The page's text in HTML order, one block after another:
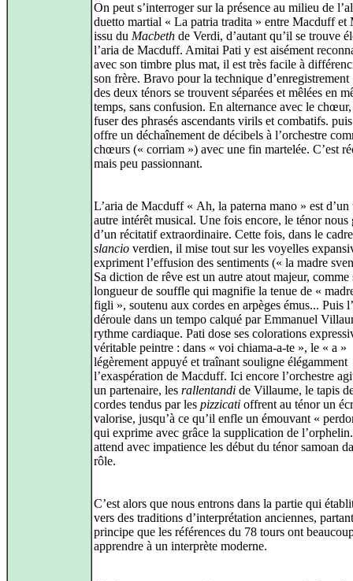
On peut s’interroger sur la présence au milieu de
duetto martial « La patria tradita » entre Macduff et
issu du Macbeth de Verdi, d’autant qu’il se trouve
l’aria de Macduff. Amitai Pati y est aisément
avec son timbre plus mat, il est très facile à
son frère. Bravo pour la technique
des deux ténors se trouvent séparées et mêlées en
temps, sans confusion. En alternance avec le
fuser des phrasés ascendants virils et combatifs.
offre un déchaînement de décibels à l’orchestre
chœurs (« corriam ») avec une fin martelée. C’est
mais peu passionnant.
L’aria de Macduff « Ah, la paterna mano » est d’un
autre intérêt musical. Une fois encore, le ténor nous
d’un récitatif extraordinaire. Cette fois, dans le
slancio verdien, il mise tout sur les voyelles
expriment l’effusion des sentiments (« la madre
Sa diction de rêve est un autre atout majeur, comme
longueur de souffle qui magnifie la tenue de «
figli », soutenu aux cordes en arpèges émus... Puis
déroule dans un tempo calqué par Emmanuel
rythme cardiaque. Pati dose ses colorations
véritable peintre : dans « voi chiama‑a‑te », le « a »
légèrement appuyé et traînant souligne élégamment
l’exaspération de Macduff. Ici encore l’orchestre
un partenaire, les rallentandi de Villaume, le tapis
cordes tendus par les pizzicati offrent au ténor un
valorise, jusqu’à ce qu’il enfle un émouvant «
qui exprime avec grâce la supplication de
attend avec impatience les début du ténor samoan
rôle.
C’est alors que nous entrons dans la partie qui
vers des traditions d’interprétation anciennes,
principe que les références du 78 tours ont
apprendre à un interprète moderne.